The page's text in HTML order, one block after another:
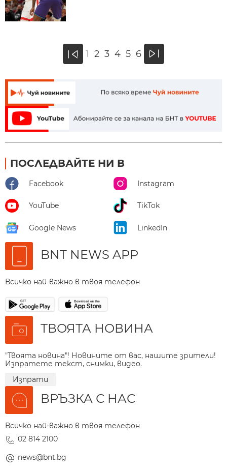
« 1 2 3 4 5 6 »
ПОСЛЕДВАЙТЕ НИ В
Facebook Instagram
YouTube TikTok
Google News LinkedIn
BNT NEWS APP
Всичко най-важно в твоя телефон
ТВОЯТА НОВИНА
"Твоята новина"! Новините от вас, нашите зрители!
Изпратете текст, снимки, видео.
Изпрати
ВРЪЗКА С НАС
Всичко най-важно в твоя телефон
02 814 2100
news@bnt.bg